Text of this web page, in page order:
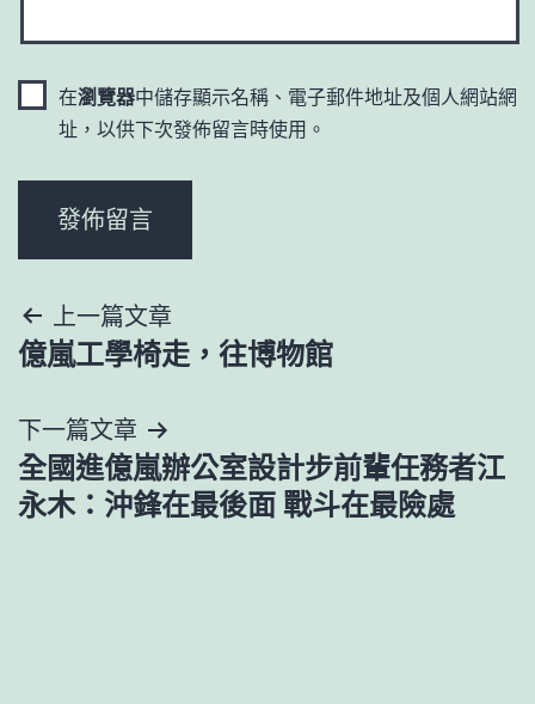
在瀏覽器中儲存顯示名稱、電子郵件地址及個人網站網
址，以供下次發佈留言時使用。
文
章
導
覽
上一篇文章
億嵐工學椅走，往博物館
下一篇文章
全國進億嵐辦公室設計步前輩任務者江
永木：沖鋒在最後面 戰斗在最險處